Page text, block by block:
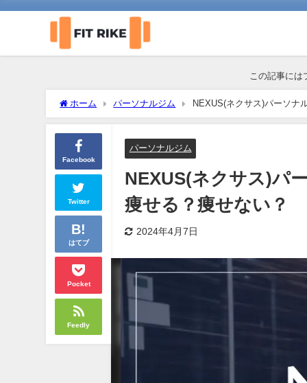
この記事には
ホーム パーソナルジム NEXUS(ネクサス)パーソナ
Facebook
Twitter
はてブ
Pocket
Feedly
パーソナルジム
NEXUS(ネクサス)パ
痩せる？痩せない？
2024年4月7日